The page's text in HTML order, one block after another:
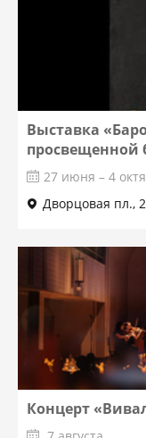
Выставка
просвещенной
27 июня – 4
Дворцовая пл., 2
Концерт